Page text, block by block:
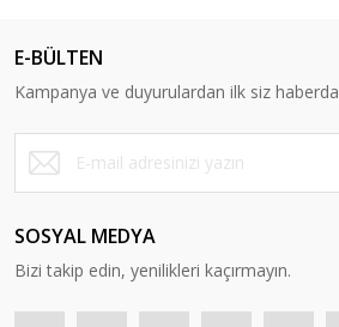
E-BÜLTEN
Kampanya ve duyurulardan ilk siz
SOSYAL MEDYA
Bizi takip edin, yenilikleri kaçırmayın.